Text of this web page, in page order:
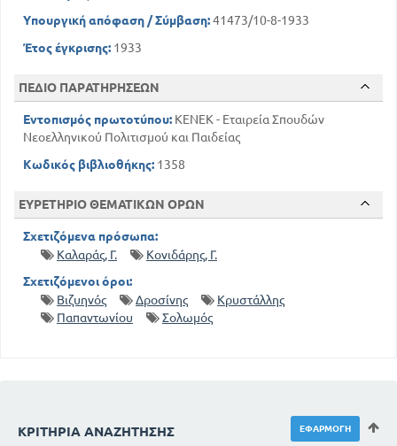
Υπουργική απόφαση / Σύμβαση:41473/10-8-1933
Έτος έγκρισης: 1933
ΠΕΔΙΟ ΠΑΡΑΤΗΡΗΣΕΩΝ
Εντοπισμός πρωτοτύπου: ΚΕΝΕΚ - Εταιρεία Σπουδών
Νεοελληνικού Πολιτισμού και Παιδείας
Κωδικός βιβλιοθήκης: 1358
ΕΥΡΕΤΗΡΙΟ ΘΕΜΑΤΙΚΩΝ ΟΡΩΝ
Σχετιζόμενα πρόσωπα:
Καλαράς, Γ.
Κονιδάρης, Γ.
Σχετιζόμενοι όροι:
Βιζυηνός
Δροσίνης
Κρυστάλλης
Παπαντωνίου
Σολωμός
ΚΡΙΤΉΡΙΑ ΑΝΑΖΉΤΗΣΗΣ